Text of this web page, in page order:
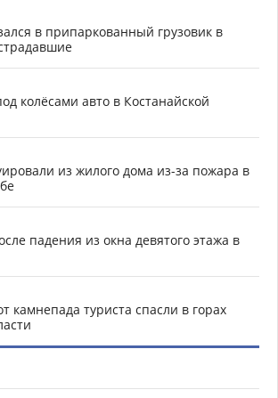
в припаркованный грузовик в
колёсами авто в Костанайской
из жилого дома из-за пожара в
падения из окна девятого этажа в
камнепада туриста спасли в горах